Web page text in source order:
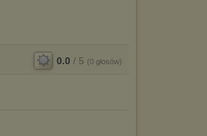
0.0 / 5 (0 głosów)